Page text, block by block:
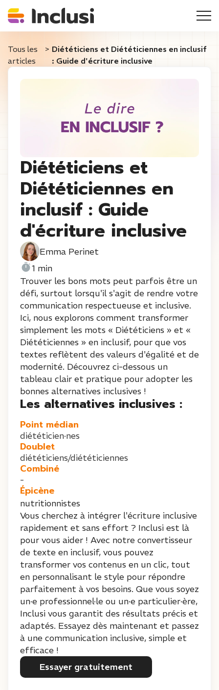
Tous les
articles
> Diététiciens et Diététiciennes en inclusif
: Guide d'écriture inclusive
Diététiciens et
Diététiciennes en
inclusif : Guide
d'écriture inclusive
Emma Perinet
1 min
Trouver les bons mots peut parfois être un
défi, surtout lorsqu'il s'agit de rendre votre
communication respectueuse et inclusive.
Ici, nous explorons comment transformer
simplement les mots « Diététiciens » et «
Diététiciennes » en inclusif, pour que vos
textes reflètent des valeurs d'égalité et de
modernité. Découvrez ci-dessous un
tableau clair et pratique pour adopter les
bonnes alternatives inclusives !
Les alternatives inclusives :
Point médian
diététicien·nes
Doublet
diététiciens/diététiciennes
Combiné
-
Épicène
nutritionnistes
Vous cherchez à intégrer l'écriture inclusive
rapidement et sans effort ? Inclusi est là
pour vous aider ! Avec notre convertisseur
de texte en inclusif, vous pouvez
transformer vos contenus en un clic, tout
en personnalisant le style pour répondre
parfaitement à vos besoins. Que vous soyez
un·e professionnel·le ou un·e particulier·ère,
Inclusi vous garantit des résultats précis et
adaptés. Essayez dès maintenant et passez
à une communication inclusive, simple et
efficace !
Essayer gratuitement